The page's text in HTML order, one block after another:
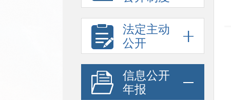
法定主动
公开
信息公开
年报